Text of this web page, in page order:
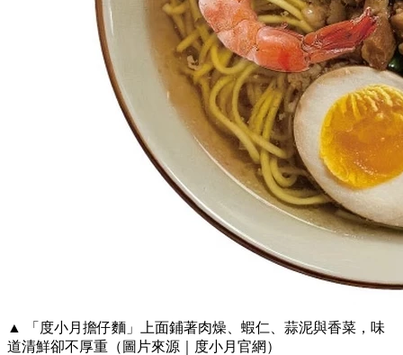
▲ 「度小月擔仔麵」上面鋪著肉燥、蝦仁、蒜泥與香菜，味
道清鮮卻不厚重（圖片來源｜度小月官網）